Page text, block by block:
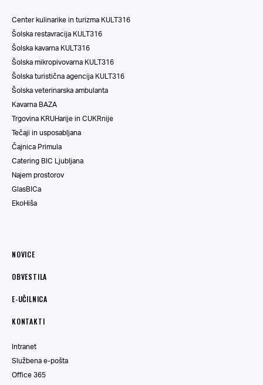
Center kulinarike in turizma KULT316
Šolska restavracija KULT316
Šolska kavarna KULT316
Šolska mikropivovarna KULT316
Šolska turistična agencija KULT316
Šolska veterinarska ambulanta
Kavarna BAZA
Trgovina KRUHarije in CUKRnije
Tečaji in usposabljana
Čajnica Primula
Catering BIC Ljubljana
Najem prostorov
GlasBICa
EkoHiša
NOVICE
OBVESTILA
E-UČILNICA
KONTAKTI
Intranet
Službena e-pošta
Office 365